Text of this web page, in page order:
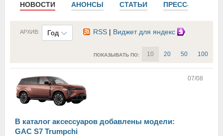
НОВОСТИ АНОНСЫ СТАТЬИ ПРЕСС-РЕЛИЗЫ
Год
АРХИВ: RSS | Виджет для яндекс
ПОКАЗЫВАТЬ ПО: 10 20 50 100
07/08
В каталог аксессуаров добавлены модели:
GAC S7 Trumpchi